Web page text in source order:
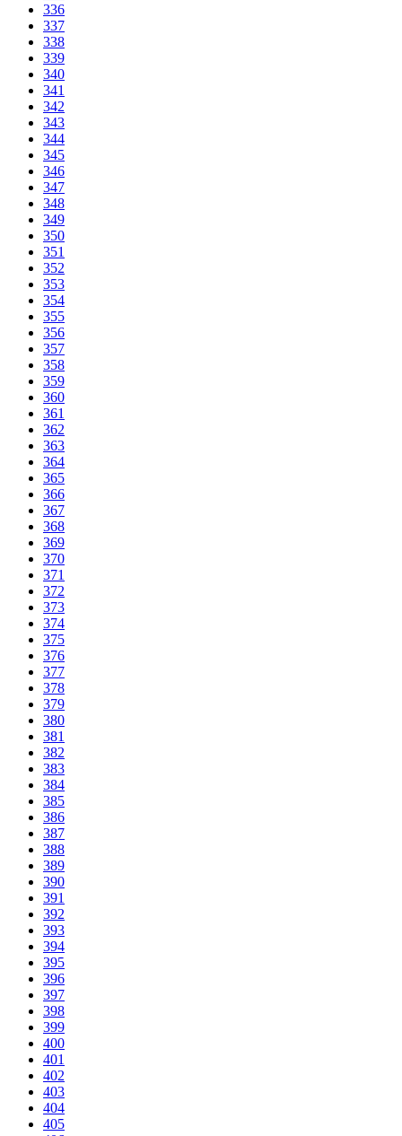
336
337
338
339
340
341
342
343
344
345
346
347
348
349
350
351
352
353
354
355
356
357
358
359
360
361
362
363
364
365
366
367
368
369
370
371
372
373
374
375
376
377
378
379
380
381
382
383
384
385
386
387
388
389
390
391
392
393
394
395
396
397
398
399
400
401
402
403
404
405